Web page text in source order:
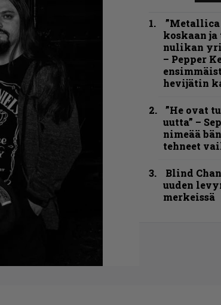
koskaan
nulikan
– Pepper
hevijätin
”He ovat
uutta” –
nimeää
tehneet
Blind
uuden
merkeissä